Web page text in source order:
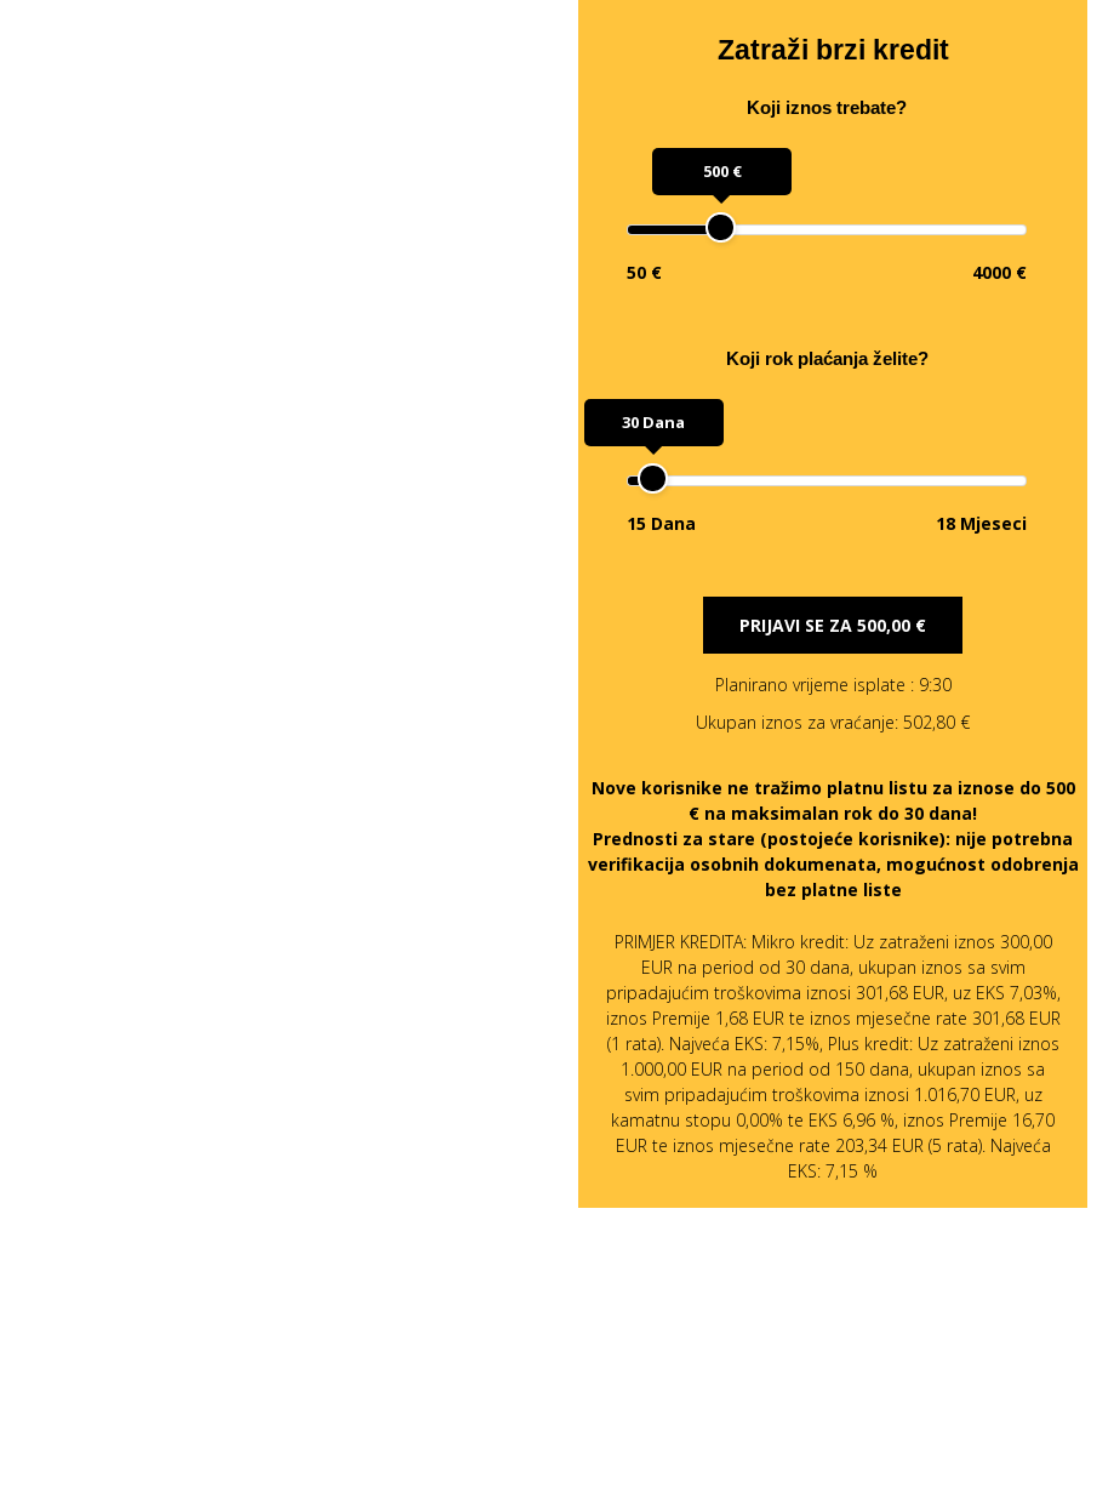
Zatraži brzi kredit
Koji iznos trebate?
500 €
50 € 4000 €
Koji rok plaćanja želite?
30 Dana
15 Dana 18 Mjeseci
PRIJAVI SE ZA 500,00 €
Planirano vrijeme isplate : 9:30
Ukupan iznos za vraćanje: 502,80 €
Nove korisnike ne tražimo platnu listu za iznose do 500
€ na maksimalan rok do 30 dana!
Prednosti za stare (postojeće korisnike): nije potrebna
verifikacija osobnih dokumenata, mogućnost odobrenja
bez platne liste
PRIMJER KREDITA: Mikro kredit: Uz zatraženi iznos 300,00
EUR na period od 30 dana, ukupan iznos sa svim
pripadajućim troškovima iznosi 301,68 EUR, uz EKS 7,03%,
iznos Premije 1,68 EUR te iznos mjesečne rate 301,68 EUR
(1 rata). Najveća EKS: 7,15%, Plus kredit: Uz zatraženi iznos
1.000,00 EUR na period od 150 dana, ukupan iznos sa
svim pripadajućim troškovima iznosi 1.016,70 EUR, uz
kamatnu stopu 0,00% te EKS 6,96 %, iznos Premije 16,70
EUR te iznos mjesečne rate 203,34 EUR (5 rata). Najveća
EKS: 7,15 %